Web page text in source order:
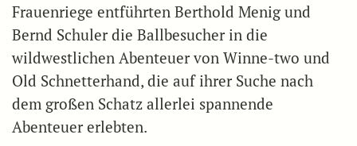
Frauenriege entführten Berthold Menig und
Bernd Schuler die Ballbesucher in die
wildwestlichen Abenteuer von Winne-two und
Old Schnetterhand, die auf ihrer Suche nach
dem großen Schatz allerlei spannende
Abenteuer erlebten.